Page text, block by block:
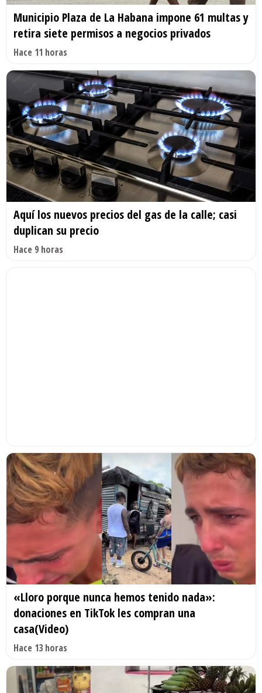
Municipio Plaza de La Habana impone 61 multas y
retira siete permisos a negocios privados
Hace 11 horas
Aquí los nuevos precios del gas de la calle; casi
duplican su precio
Hace 9 horas
«Lloro porque nunca hemos tenido nada»:
donaciones en TikTok les compran una
casa(Video)
Hace 13 horas